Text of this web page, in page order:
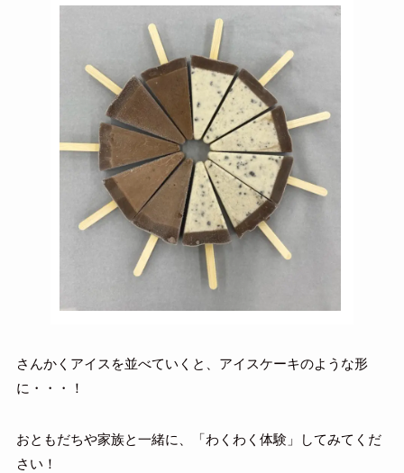
さんかくアイスを並べていくと、アイスケーキのような形
に・・・！
おともだちや家族と一緒に、「わくわく体験」してみてくだ
さい！